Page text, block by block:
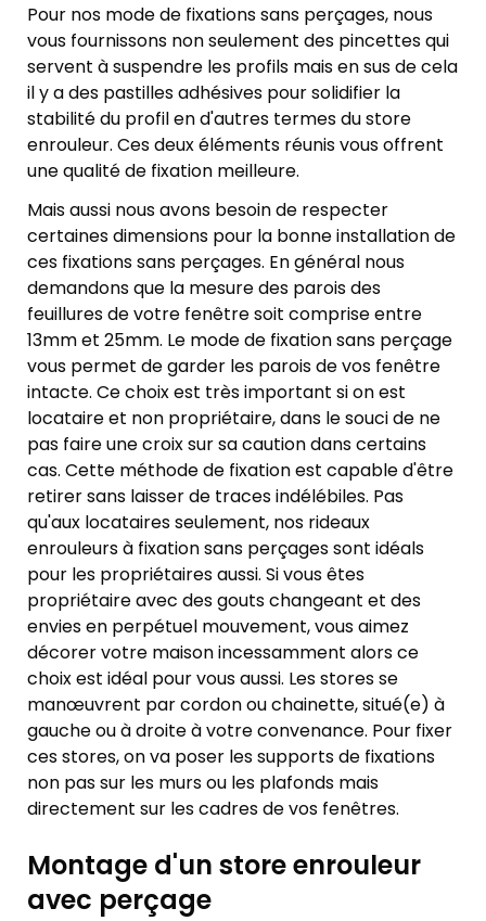
Pour nos mode de fixations sans perçages, nous
vous fournissons non seulement des pincettes qui
servent à suspendre les profils mais en sus de cela
il y a des pastilles adhésives pour solidifier la
stabilité du profil en d'autres termes du store
enrouleur. Ces deux éléments réunis vous offrent
une qualité de fixation meilleure.
Mais aussi nous avons besoin de respecter
certaines dimensions pour la bonne installation de
ces fixations sans perçages. En général nous
demandons que la mesure des parois des
feuillures de votre fenêtre soit comprise entre
13mm et 25mm. Le mode de fixation sans perçage
vous permet de garder les parois de vos fenêtre
intacte. Ce choix est très important si on est
locataire et non propriétaire, dans le souci de ne
pas faire une croix sur sa caution dans certains
cas. Cette méthode de fixation est capable d'être
retirer sans laisser de traces indélébiles. Pas
qu'aux locataires seulement, nos rideaux
enrouleurs à fixation sans perçages sont idéals
pour les propriétaires aussi. Si vous êtes
propriétaire avec des gouts changeant et des
envies en perpétuel mouvement, vous aimez
décorer votre maison incessamment alors ce
choix est idéal pour vous aussi. Les stores se
manœuvrent par cordon ou chainette, situé(e) à
gauche ou à droite à votre convenance. Pour fixer
ces stores, on va poser les supports de fixations
non pas sur les murs ou les plafonds mais
directement sur les cadres de vos fenêtres.
Montage d'un store enrouleur
avec perçage